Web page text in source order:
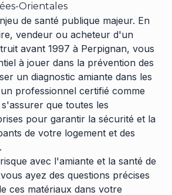
Orientales
de santé publique majeur. En
vendeur ou acheteur d'un
avant 1997 à Perpignan, vous
à jouer dans la prévention des
un diagnostic amiante dans les
professionnel certifié comme
que toutes les
pour garantir la sécurité et la
de votre logement et des
avec l'amiante et la santé de
ayez des questions précises
ces matériaux dans votre